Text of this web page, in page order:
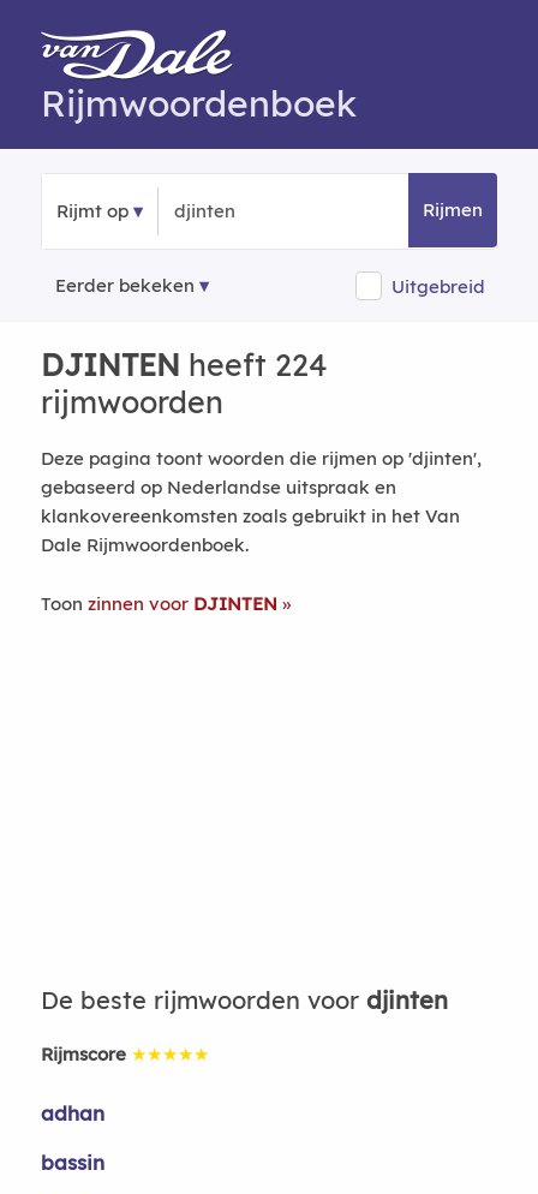
Rijmwoordenboek
Rijmt op Rijmen
Eerder bekeken Uitgebreid
DJINTEN heeft 224
rijmwoorden
Deze pagina toont woorden die rijmen op 'djinten',
gebaseerd op Nederlandse uitspraak en
klankovereenkomsten zoals gebruikt in het Van
Dale Rijmwoordenboek.
Toon zinnen voor DJINTEN
De beste rijmwoorden voor djinten
Rijmscore ★★★★★
adhan
bassin